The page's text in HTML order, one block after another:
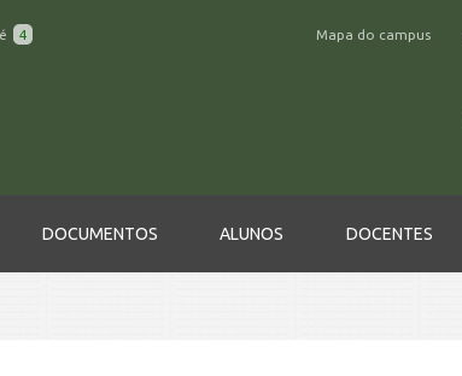
4 Mapa do campus
DOCUMENTOS ALUNOS DOCENTES